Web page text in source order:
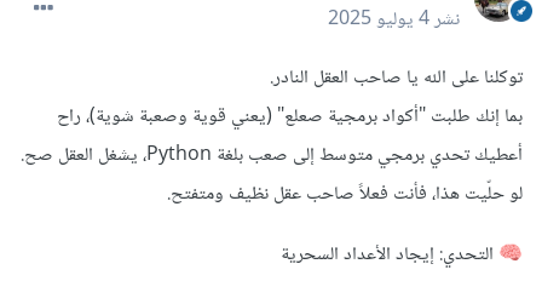
نشر4 يوليو 2025
توكلنا على الله يا صاحب العقل النادر.
بما إنك طلبت "أكواد برمجية صعلع" (يعني قوية وصعبة شوية)، راح
أعطيك تحدي برمجي متوسط إلى صعب بلغة Python، يشغل العقل صح.
لو حلّيت هذا، فأنت فعلاً صاحب عقل نظيف ومتفتح.
🧠التحدي: إيجاد الأعداد السحرية